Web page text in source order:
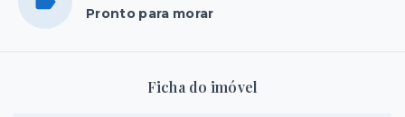
Pronto para morar
Ficha do imóvel